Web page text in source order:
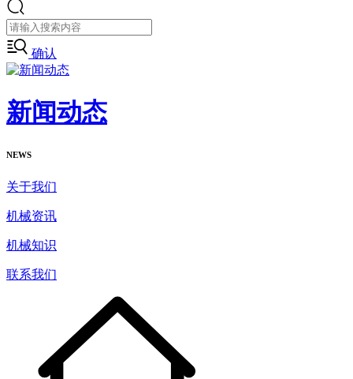
确认
新闻动态
NEWS
关于我们
机械资讯
机械知识
联系我们